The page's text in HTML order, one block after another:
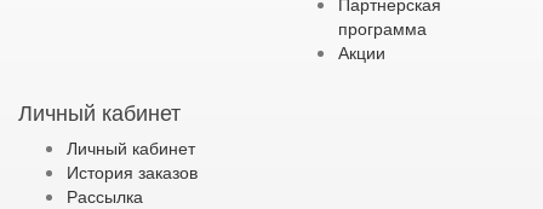
программа
Акции
Личный кабинет
Личный кабинет
История заказов
Рассылка